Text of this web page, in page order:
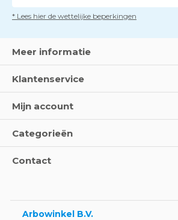
* Lees hier de wettelijke beperkingen
Meer informatie
Klantenservice
Mijn account
Categorieën
Contact
Arbowinkel B.V.